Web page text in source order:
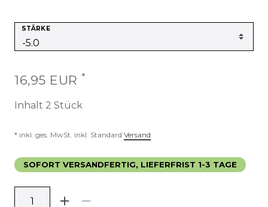
STÄRKE
16,95 EUR *
Inhalt 2 Stück
* inkl. ges. MwSt. inkl. Standard Versand
SOFORT VERSANDFERTIG, LIEFERFRIST 1-3 TAGE